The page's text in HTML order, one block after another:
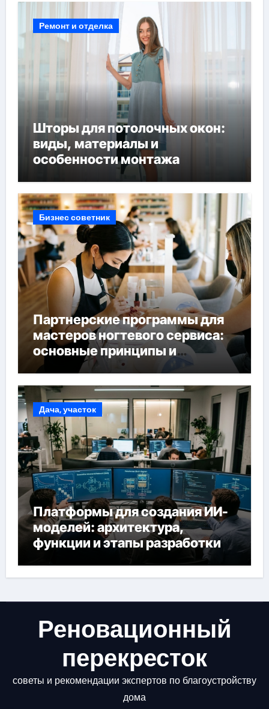
Ремонт и отделка
Шторы для потолочных окон:
виды, материалы и
особенности монтажа
Бизнес советник
Партнерские программы для
мастеров ногтевого сервиса:
основные принципы и
форматы участия
Дача, участок
Платформы для создания ИИ-
моделей: архитектура,
функции и этапы разработки
Реновационный
перекресток
советы и рекомендации экспертов по благоустройству
дома